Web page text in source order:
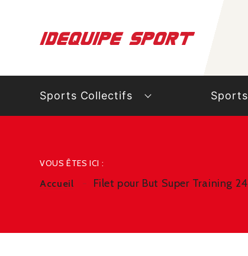
Sports Collectifs
VOUS ÊTES ICI :
Accueil Filet pour But Super Training